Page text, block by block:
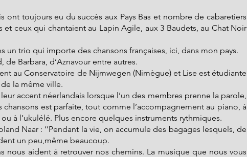
ont toujours eu du succès aux Pays Bas et nombre de cabaretiers
ceux qui chantaient au Lapin Agile, aux 3 Baudets, au Chat Noir
un trio qui importe des chansons françaises, ici, dans mon pays.
de Barbara, d’Aznavour entre autres.
au Conservatoire de Nijmwegen (Nimègue) et Lise est étudiante
de la même ville.
accent néerlandais lorsque l’un des membres prenne la parole,
est parfaite, tout comme l’accompagnement au piano, à
à l’ukulélé. Plus encore quelques instruments rythmiques.
Naar : ‘’Pendant la vie, on accumule des bagages lesquels, de
un peu,même beaucoup.
nous aident à retrouver nos chemins. La musique que nous vous